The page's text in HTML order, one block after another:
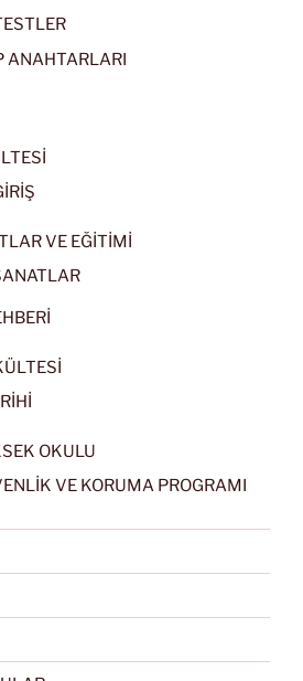
ANAHTARLARI
VE EĞİTİMİ
OKULU
VE KORUMA PROGRAMI